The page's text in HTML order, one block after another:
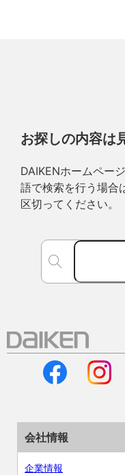
お探しの内容は
DAIKENホームペー
語で検索を行う場合
区切ってください。
会社情報
企業情報